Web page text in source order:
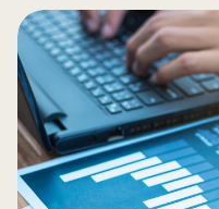
r
s
k
n
i
n
g
s